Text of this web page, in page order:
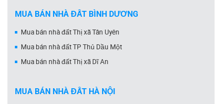
MUA BÁN NHÀ ĐẤT BÌNH DƯƠNG
Mua bán nhà đất Thị xã Tân Uyên
Mua bán nhà đất TP Thủ Dầu Một
Mua bán nhà đất Thị xã Dĩ An
MUA BÁN NHÀ ĐẤT HÀ NỘI